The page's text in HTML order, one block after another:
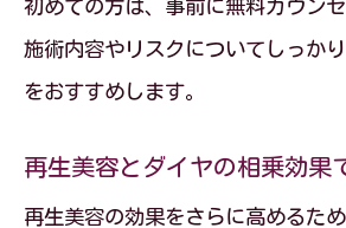
初めての方は、事前に無料カウン
施術内容やリスクについてしっか
をおすすめします。
再生美容とダイヤの相乗効果
再生美容の効果をさらに高めるた